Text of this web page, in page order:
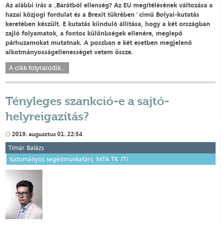
Az alábbi írás a „Barátból ellenség? Az EU megítélésének változása a
hazai közjogi fordulat és a Brexit tükrében” című Bolyai-kutatás
keretében készült. E kutatás kiinduló állítása, hogy a két országban
zajló folyamatok, a fontos különbségek ellenére, meglepő
párhuzamokat mutatnak. A poszban e két esetben megjelenő
alkotmányosságellenességet vetem össze.
A cikk folytatódik...
Tényleges szankció-e a sajtó-
helyreigazítás?
2019. augusztus 01. 22:54
Timár Balázs
tudományos segédmunkatárs, MTA TK JTI